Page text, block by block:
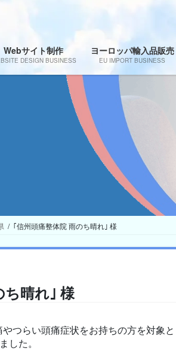
Webサイト制作
DESIGN BUSINESS
ヨーロッパ輸入品販売
EU IMPORT BUSINESS
｢信州頭痛整体院 雨のち晴れ｣ 様
ち晴れ｣ 様
つらい頭痛症状をお持ちの方を対象
した。